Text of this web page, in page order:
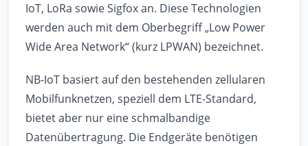
IoT, LoRa sowie Sigfox an. Diese Technologien
werden auch mit dem Oberbegriff „Low Power
Wide Area Network“ (kurz LPWAN) bezeichnet.
NB-IoT basiert auf den bestehenden zellularen
Mobilfunknetzen, speziell dem LTE-Standard,
bietet aber nur eine schmalbandige
Datenübertragung. Die Endgeräte benötigen